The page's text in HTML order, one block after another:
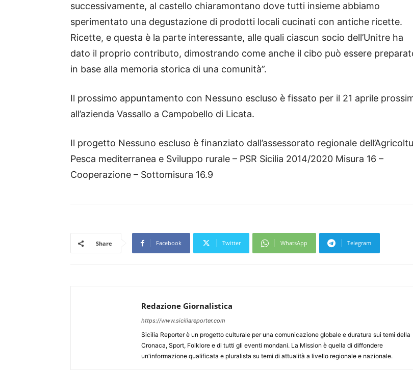
successivamente, al castello chiaramontano dove tutti insieme abbiamo
sperimentato una degustazione di prodotti locali cucinati con antiche ricette.
Ricette, e questa è la parte interessante, alle quali ciascun socio dell’Unitre ha
dato il proprio contributo, dimostrando come anche il cibo può essere
in base alla memoria storica di una comunità”.
Il prossimo appuntamento con Nessuno escluso è fissato per il 21 aprile
all’azienda Vassallo a Campobello di Licata.
Il progetto Nessuno escluso è finanziato dall’assessorato regionale
Pesca mediterranea e Sviluppo rurale – PSR Sicilia 2014/2020 Misura 16 –
Cooperazione – Sottomisura 16.9
Share Facebook Twitter WhatsApp Telegram
Redazione Giornalistica
https://www.siciliareporter.com
Sicilia Reporter è un progetto culturale per una comunicazione globale e duratura sui temi della
Cronaca, Sport, Folklore e di tutti gli eventi mondani. La Mission è quella di diffondere
un'informazione qualificata e pluralista su temi di attualità a livello regionale e nazionale.